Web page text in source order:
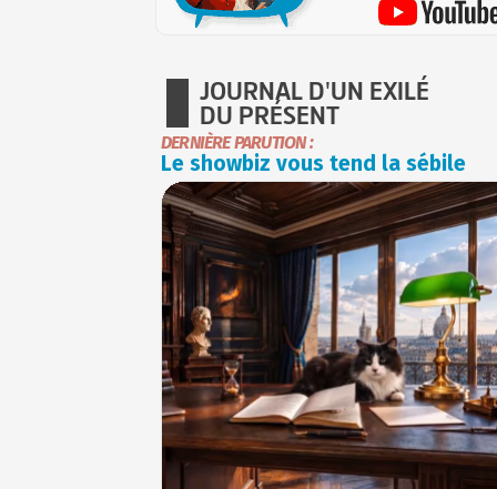
JOURNAL D'UN EXILÉ
DU PRÉSENT
DERNIÈRE PARUTION :
Le showbiz vous tend la sébile